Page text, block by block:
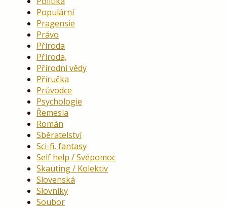
Populární
Pragensie
Právo
Příroda
Příroda,
Přírodní vědy
Příručka
Průvodce
Psychologie
Řemesla
Román
Sběratelství
Sci-fi, fantasy
Self help / Svépomoc
Skauting / Kolektiv
Slovenská
Slovníky
Soubor